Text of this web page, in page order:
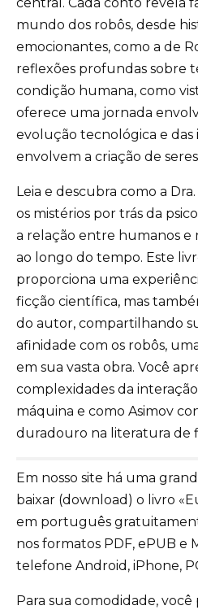
mundo dos robôs, desde
emocionantes, como a de
reflexões profundas sobre
condição humana, como
oferece uma jornada
evolução tecnológica e das
envolvem a criação de
Leia e descubra como a
os mistérios por trás da
a relação entre humanos e
ao longo do tempo. Este
proporciona uma
ficção científica, mas
do autor, compartilhando
afinidade com os robôs,
em sua vasta obra. Você
complexidades da
máquina e como Asimov
duradouro na literatura de
Em nosso site há uma
baixar (download) o livro
em português
nos formatos PDF, ePUB e
telefone Android, iPhone,
Para sua comodidade,